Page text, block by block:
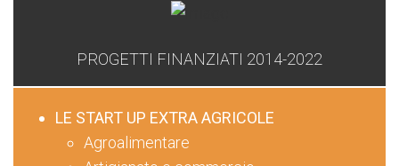
PROGETTI FINANZIATI 2014-2022
LE START UP EXTRA AGRICOLE
Agroalimentare